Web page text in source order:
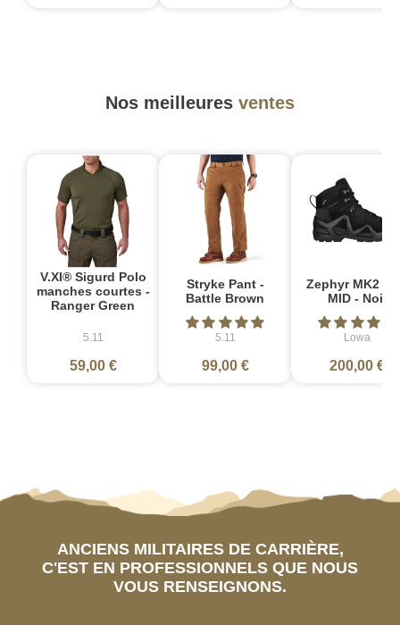
Nos meilleures ventes
V.XI® Sigurd Polo
manches courtes -
Ranger Green
5.11
59,00 €
Stryke Pant -
Battle Brown
5.11
99,00 €
Zephyr MK2
MID - Noir
Lowa
200,00 €
ANCIENS MILITAIRES DE CARRIÈRE,
C'EST EN PROFESSIONNELS QUE NOUS
VOUS RENSEIGNONS.